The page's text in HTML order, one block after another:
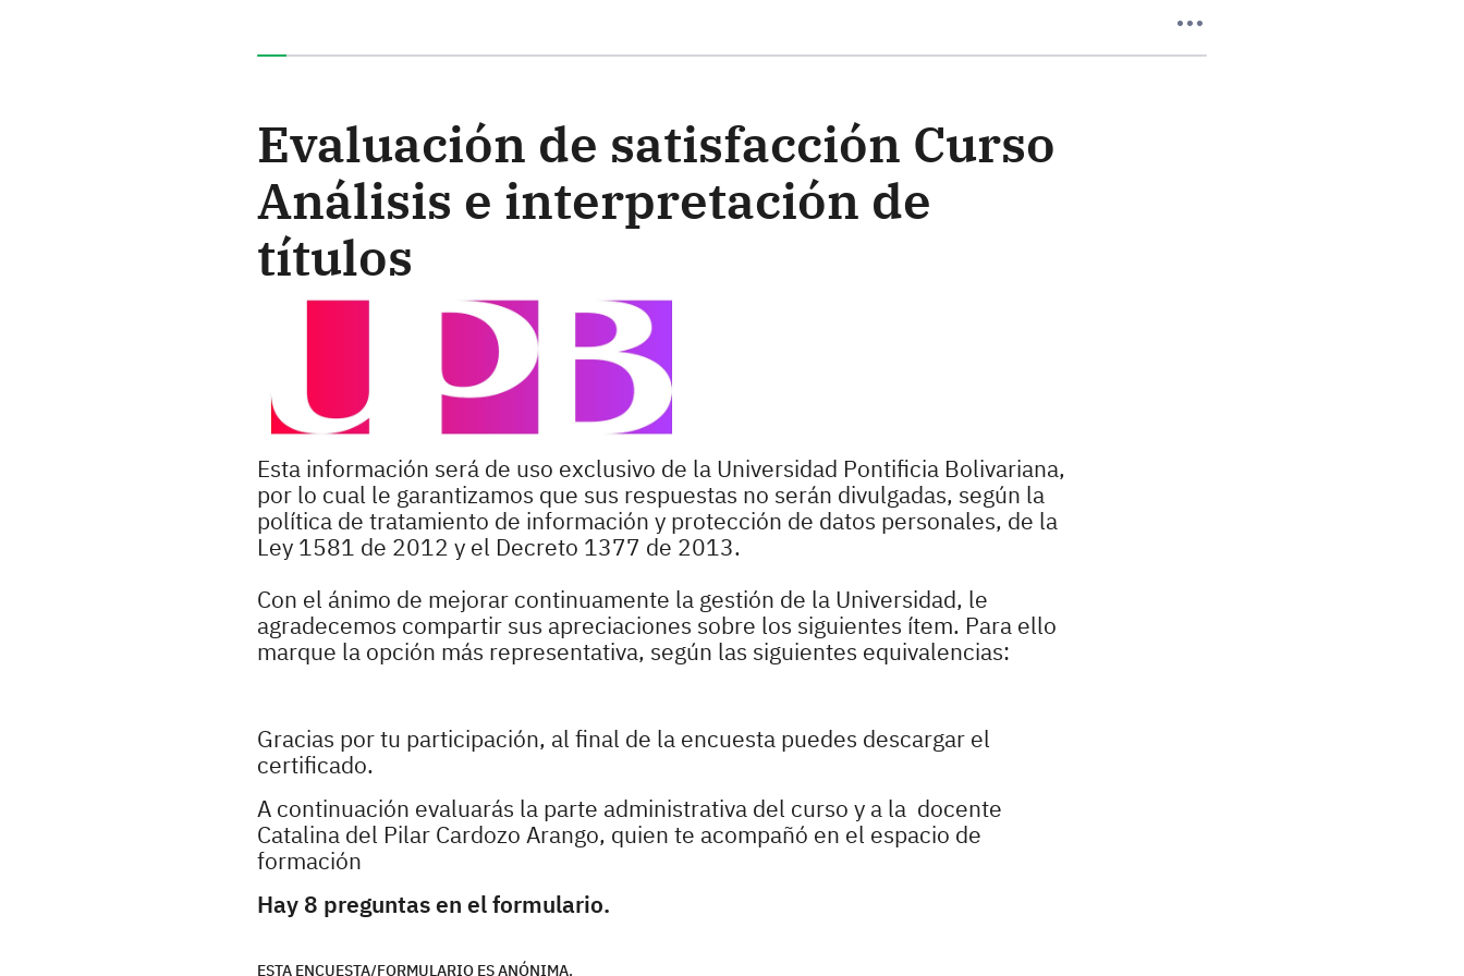
Evaluación de satisfacción Curso
Análisis e interpretación de
títulos
Esta información será de uso exclusivo de la Universidad Pontificia Bolivariana,
por lo cual le garantizamos que sus respuestas no serán divulgadas, según la
política de tratamiento de información y protección de datos personales, de la
Ley 1581 de 2012 y el Decreto 1377 de 2013.
Con el ánimo de mejorar continuamente la gestión de la Universidad, le
agradecemos compartir sus apreciaciones sobre los siguientes ítem. Para ello
marque la opción más representativa, según las siguientes equivalencias:
Gracias por tu participación, al final de la encuesta puedes descargar el
certificado.
A continuación evaluarás la parte administrativa del curso y a la docente
Catalina del Pilar Cardozo Arango, quien te acompañó en el espacio de
formación
Hay 8 preguntas en el formulario.
ESTA ENCUESTA/FORMULARIO ES ANÓNIMA.